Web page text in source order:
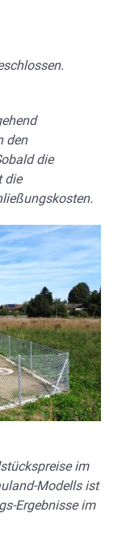
den
die
die
im
Modells ist
Ergebnisse im